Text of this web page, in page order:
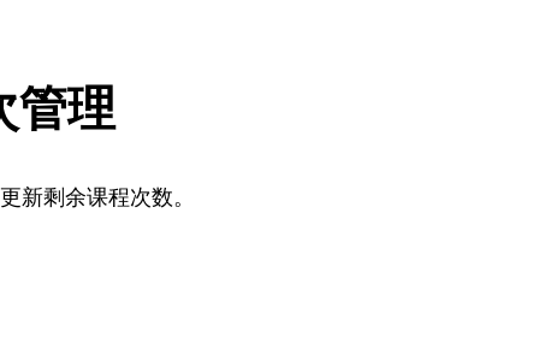
管理
新剩余课程次数。